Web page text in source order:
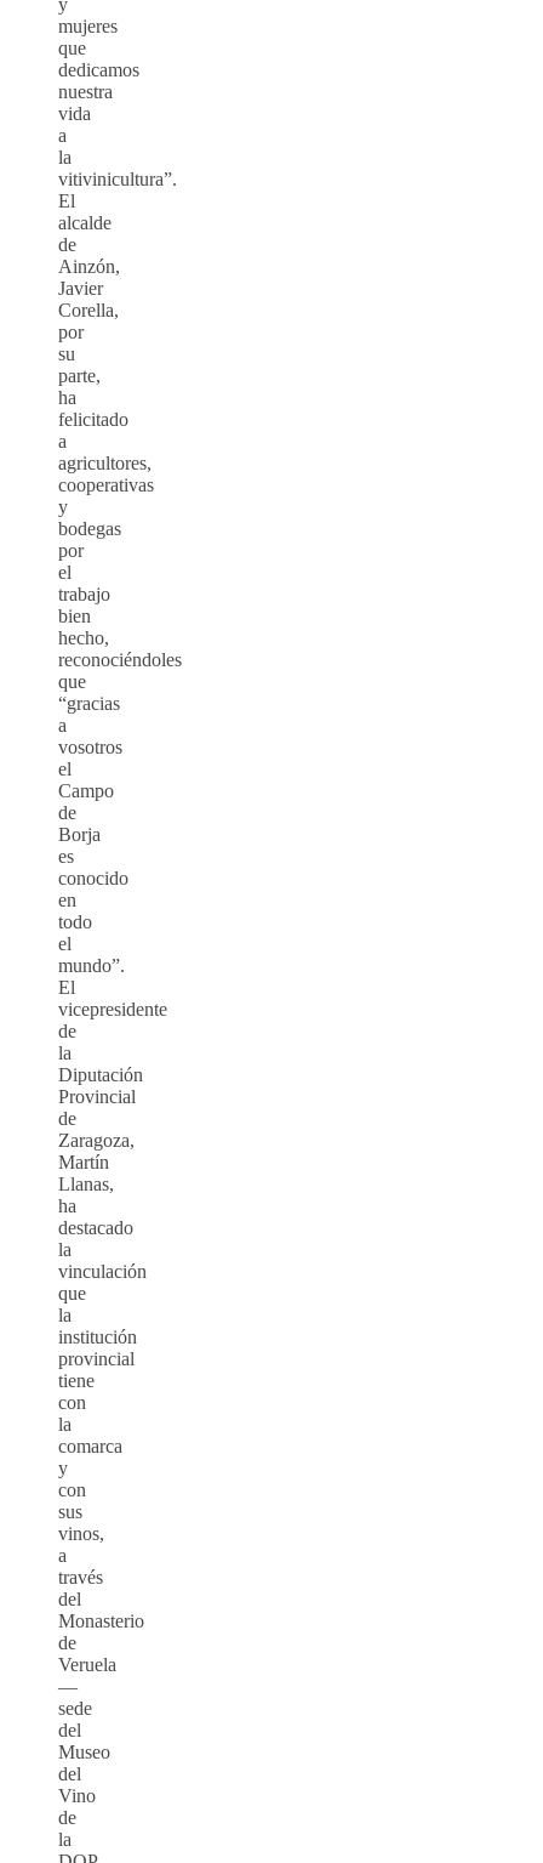
y
mujeres
que
dedicamos
nuestra
vida
a
la
vitivinicultura”.
El
alcalde
de
Ainzón,
Javier
Corella,
por
su
parte,
ha
felicitado
a
agricultores,
cooperativas
y
bodegas
por
el
trabajo
bien
hecho,
reconociéndoles
que
“gracias
a
vosotros
el
Campo
de
Borja
es
conocido
en
todo
el
mundo”.
El
vicepresidente
de
la
Diputación
Provincial
de
Zaragoza,
Martín
Llanas,
ha
destacado
la
vinculación
que
la
institución
provincial
tiene
con
la
comarca
y
con
sus
vinos,
a
través
del
Monasterio
de
Veruela
—
sede
del
Museo
del
Vino
de
la